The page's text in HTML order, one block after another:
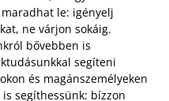
le: igényelj
ne várjon sokáig.
bővebben is
segíteni
és magánszemélyeken
segíthessünk: bízzon